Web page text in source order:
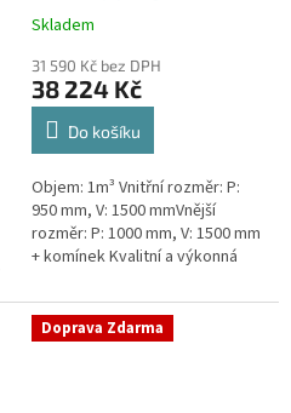
kanalizace samonosná -
Průměrné
produktu
je
5,0
hvězdiček.
Skladem
31 590 Kč bez DPH
38 224 Kč
Do košíku
Objem: 1m³ Vnitřní rozměr: P:
950 mm, V: 1500 mmVnější
rozměr: P: 1000 mm, V: 1500 mm
+ komínek Kvalitní a výkonná
chalupám a rodinným domům...
Doprava Zdarma